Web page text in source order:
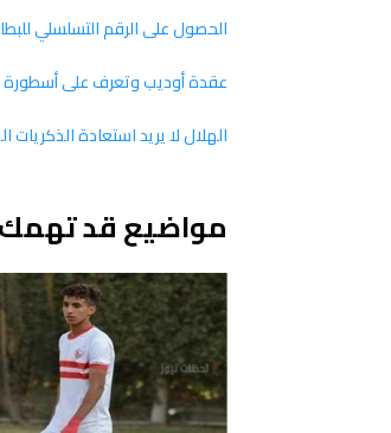
الحصول على الرقم التسلسلي
عقدة أوديب وتعرف على أسطورة
الهلال لا يريد استعادة
مواضيع قد تهمك